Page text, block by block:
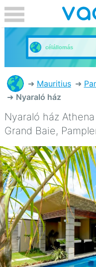
Mauritius
Nyaraló ház
Nyaraló ház
Grand Baie,